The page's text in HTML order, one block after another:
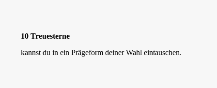
10 Treuesterne
kannst du in ein Prägeform deiner Wahl eintauschen.